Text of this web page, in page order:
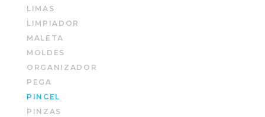
LIMAS
LIMPIADOR
MALETA
MOLDES
ORGANIZADOR
PEGA
PINCEL
PINZAS